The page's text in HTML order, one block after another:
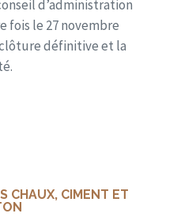
d’administration
fois le 27 novembre
définitive et la
CHAUX, CIMENT ET